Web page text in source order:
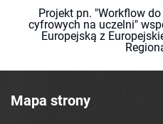
Projekt pn. "Workflow
cyfrowych na uczelni"
Europejską z
Mapa strony